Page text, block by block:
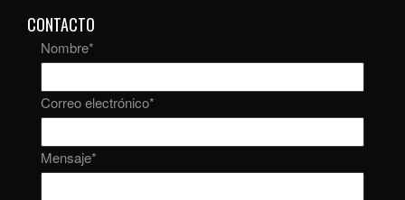
CONTACTO
Nombre*
Correo electrónico*
Mensaje*